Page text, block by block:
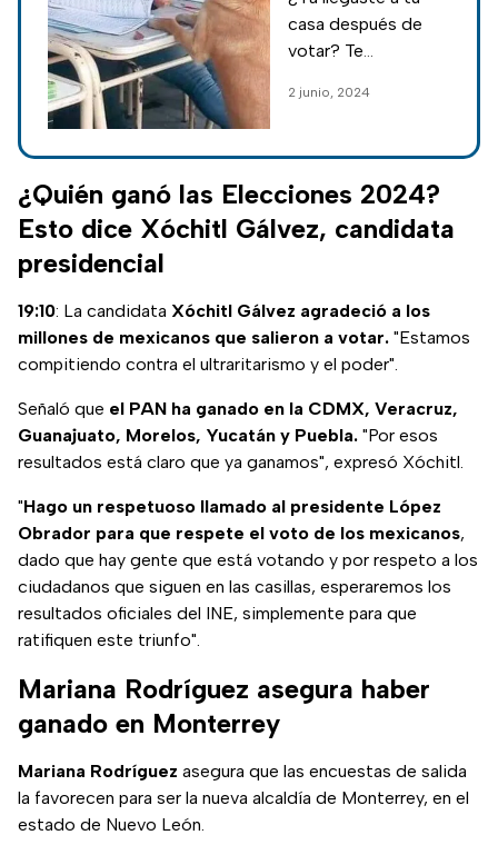
memes de las
elecciones 2024
casa después de
votar? Te
mejores memes que
elecciones 2024
para que te rías en
lo que se deciden a
los ganadores.
2 junio, 2024
¿Quién ganó las Elecciones 2024?
Esto dice Xóchitl Gálvez, candidata
presidencial
19:10: La candidata Xóchitl Gálvez agradeció a los
millones de mexicanos que salieron a votar. "Estamos
compitiendo contra el ultraritarismo y el poder".
Señaló que el PAN ha ganado en la CDMX, Veracruz,
Guanajuato, Morelos, Yucatán y Puebla. "Por esos
resultados está claro que ya ganamos", expresó Xóchitl.
"Hago un respetuoso llamado al presidente López
Obrador para que respete el voto de los mexicanos,
dado que hay gente que está votando y por respeto a los
ciudadanos que siguen en las casillas, esperaremos los
resultados oficiales del INE, simplemente para que
ratifiquen este triunfo".
Mariana Rodríguez asegura haber
ganado en Monterrey
Mariana Rodríguez asegura que las encuestas de salida
la favorecen para ser la nueva alcaldía de Monterrey, en el
estado de Nuevo León.